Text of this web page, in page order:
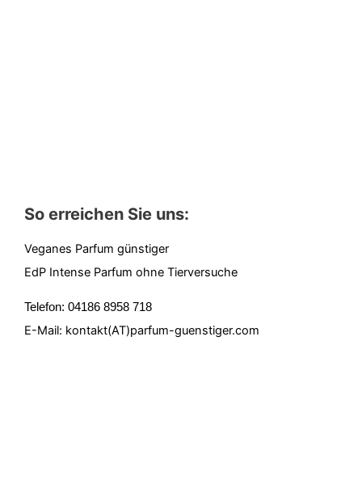
So erreichen Sie uns:
Veganes Parfum günstiger
EdP Intense Parfum ohne Tierversuche
Telefon: 04186 8958 718
E-Mail: kontakt(AT)parfum-guenstiger.com